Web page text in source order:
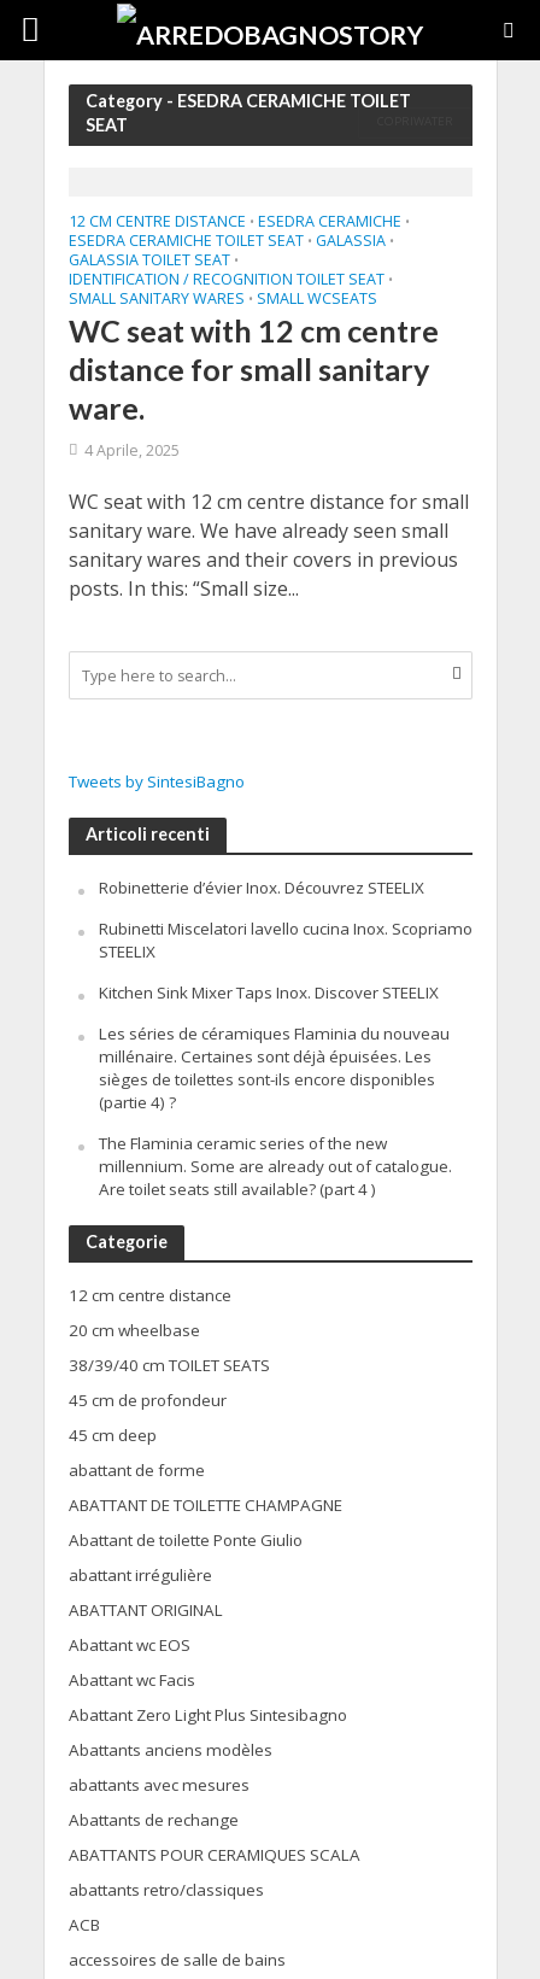
Category - ESEDRA CERAMICHE TOILET
SEAT
12 CM CENTRE DISTANCE • ESEDRA CERAMICHE •
ESEDRA CERAMICHE TOILET SEAT • GALASSIA •
GALASSIA TOILET SEAT •
IDENTIFICATION / RECOGNITION TOILET SEAT •
SMALL SANITARY WARES • SMALL WCSEATS
WC seat with 12 cm centre
distance for small sanitary
ware.
4 Aprile, 2025
WC seat with 12 cm centre distance for small
sanitary ware. We have already seen small
sanitary wares and their covers in previous
posts. In this: “Small size...
Tweets by SintesiBagno
Articoli recenti
Robinetterie d’évier Inox. Découvrez STEELIX
Rubinetti Miscelatori lavello cucina Inox. Scopriamo
STEELIX
Kitchen Sink Mixer Taps Inox. Discover STEELIX
Les séries de céramiques Flaminia du nouveau
millénaire. Certaines sont déjà épuisées. Les
sièges de toilettes sont-ils encore disponibles
(partie 4) ?
The Flaminia ceramic series of the new
millennium. Some are already out of catalogue.
Are toilet seats still available? (part 4 )
Categorie
12 cm centre distance
20 cm wheelbase
38/39/40 cm TOILET SEATS
45 cm de profondeur
45 cm deep
abattant de forme
ABATTANT DE TOILETTE CHAMPAGNE
Abattant de toilette Ponte Giulio
abattant irrégulière
ABATTANT ORIGINAL
Abattant wc EOS
Abattant wc Facis
Abattant Zero Light Plus Sintesibagno
Abattants anciens modèles
abattants avec mesures
Abattants de rechange
ABATTANTS POUR CERAMIQUES SCALA
abattants retro/classiques
ACB
accessoires de salle de bains